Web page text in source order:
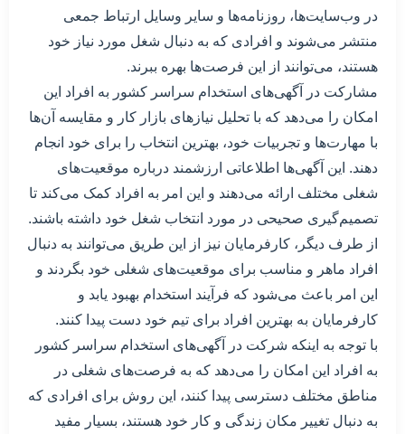
در وب‌سایت‌ها، روزنامه‌ها و سایر وسایل ارتباط جمعی
منتشر می‌شوند و افرادی که به دنبال شغل مورد نیاز خود
هستند، می‌توانند از این فرصت‌ها بهره ببرند.
مشارکت در آگهی‌های استخدام سراسر کشور به افراد این
امکان را می‌دهد که با تحلیل نیازهای بازار کار و مقایسه آن‌ها
با مهارت‌ها و تجربیات خود، بهترین انتخاب را برای خود انجام
دهند. این آگهی‌ها اطلاعاتی ارزشمند درباره موقعیت‌های
شغلی مختلف ارائه می‌دهند و این امر به افراد کمک می‌کند تا
تصمیم‌گیری صحیحی در مورد انتخاب شغل خود داشته باشند.
از طرف دیگر، کارفرمایان نیز از این طریق می‌توانند به دنبال
افراد ماهر و مناسب برای موقعیت‌های شغلی خود بگردند و
این امر باعث می‌شود که فرآیند استخدام بهبود یابد و
کارفرمایان به بهترین افراد برای تیم خود دست پیدا کنند.
با توجه به اینکه شرکت در آگهی‌های استخدام سراسر کشور
به افراد این امکان را می‌دهد که به فرصت‌های شغلی در
مناطق مختلف دسترسی پیدا کنند، این روش برای افرادی که
به دنبال تغییر مکان زندگی و کار خود هستند، بسیار مفید